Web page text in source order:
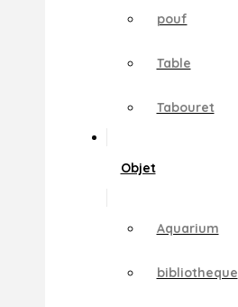
pouf
Table
Tabouret
Objet
Aquarium
bibliotheque